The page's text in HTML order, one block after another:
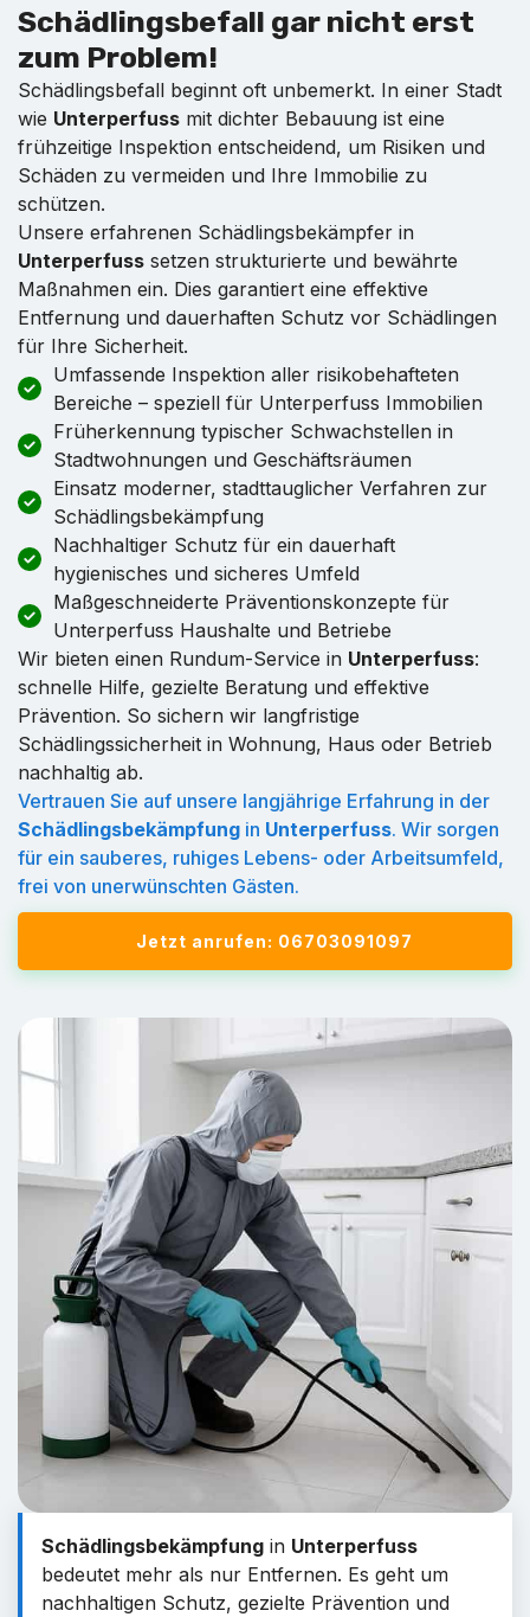
Schädlingsbefall gar nicht erst
zum Problem!
Schädlingsbefall beginnt oft unbemerkt. In einer Stadt
wie Unterperfuss mit dichter Bebauung ist eine
frühzeitige Inspektion entscheidend, um Risiken und
Schäden zu vermeiden und Ihre Immobilie zu
schützen.
Unsere erfahrenen Schädlingsbekämpfer in
Unterperfuss setzen strukturierte und bewährte
Maßnahmen ein. Dies garantiert eine effektive
Entfernung und dauerhaften Schutz vor Schädlingen
für Ihre Sicherheit.
Umfassende Inspektion aller risikobehafteten
Bereiche – speziell für Unterperfuss Immobilien
Früherkennung typischer Schwachstellen in
Stadtwohnungen und Geschäftsräumen
Einsatz moderner, stadttauglicher Verfahren zur
Schädlingsbekämpfung
Nachhaltiger Schutz für ein dauerhaft
hygienisches und sicheres Umfeld
Maßgeschneiderte Präventionskonzepte für
Unterperfuss Haushalte und Betriebe
Wir bieten einen Rundum-Service in Unterperfuss:
schnelle Hilfe, gezielte Beratung und effektive
Prävention. So sichern wir langfristige
Schädlingssicherheit in Wohnung, Haus oder Betrieb
nachhaltig ab.
Vertrauen Sie auf unsere langjährige Erfahrung in der
Schädlingsbekämpfung in Unterperfuss. Wir sorgen
für ein sauberes, ruhiges Lebens- oder Arbeitsumfeld,
frei von unerwünschten Gästen.
Jetzt anrufen: 06703091097
Schädlingsbekämpfung in Unterperfuss
bedeutet mehr als nur Entfernen. Es geht um
nachhaltigen Schutz, gezielte Prävention und